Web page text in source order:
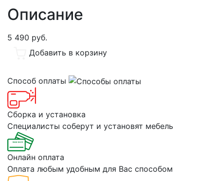
Описание
5 490 руб.
Добавить в корзину
Способ оплаты
Сборка и установка
Специалисты соберут и установят мебель
Онлайн оплата
Оплата любым удобным для Вас способом